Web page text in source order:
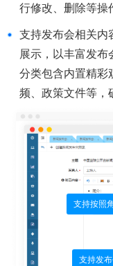
行修改、删除等操
支持发布会相关内
展示，以丰富发布
分类包含内置精彩
频、政策文件等，
支持按照
支持发